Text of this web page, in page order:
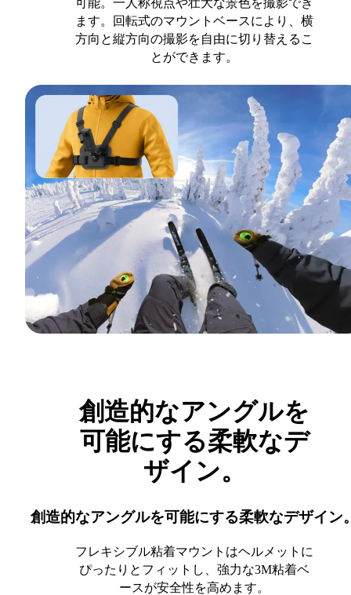
可能。一人称視点や壮大な景色を撮影でき
ます。回転式のマウントベースにより、横
方向と縦方向の撮影を自由に切り替えるこ
とができます。
創造的なアングルを
可能にする柔軟なデ
ザイン。
創造的なアングルを可能にする柔軟なデザイン
フレキシブル粘着マウントはヘルメットに
ぴったりとフィットし、強力な3M粘着ベ
ースが安全性を高めます。